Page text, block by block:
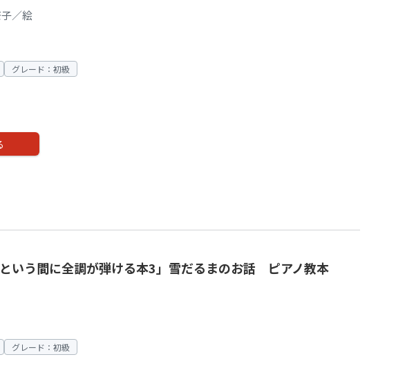
／絵
グレード：初級
いう間に全調が弾ける本3」雪だるまのお話 ピアノ教本
グレード：初級